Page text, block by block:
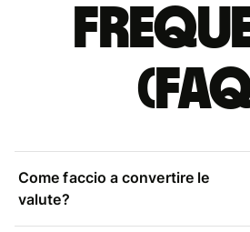
Come faccio a convertire le
valute?